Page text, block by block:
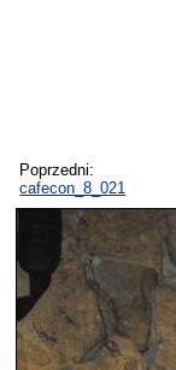
Poprzedni:
cafecon_8_021